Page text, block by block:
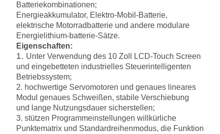
Batteriekombinationen;
Energieakkumulator, Elektro-Mobil-Batterie,
elektrische Motorradbatterie und andere modulare
Energielithium-batterie-Sätze.
Eigenschaften:
1. Unter Verwendung des 10 Zoll LCD-Touch Screen
und eingebetteten industrielles Steuerintelligenten
Betriebssystem;
2. hochwertige Servomotoren und genaues lineares
Modul genaues Schweißen, stabile Verschiebung
und lange Nutzungsdauer sicherstellen;
3. stützen Programmeinstellungen willkürliche
Punktematrix und Standardreihenmodus, die Funktion